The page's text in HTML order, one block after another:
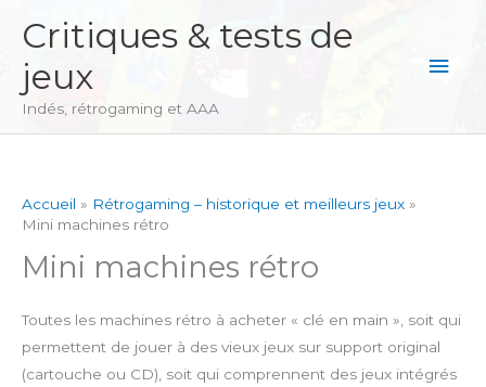
contenu
Critiques & tests de
jeux
Indés, rétrogaming et AAA
Accueil
Rétrogaming – historique et meilleurs jeux
Mini machines rétro
Mini machines rétro
Toutes les machines rétro à acheter « clé en main », soit qui
permettent de jouer à des vieux jeux sur support original
(cartouche ou CD), soit qui comprennent des jeux intégrés